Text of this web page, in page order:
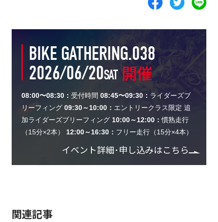
BIKE GATHERING.038
2026/06/20SAT 開催
08:00〜08:30： 受付時間 08:45〜09:30： ライダーズブ
リーフィング 09:30～10:00： エントリークラス限定 追
加ライダーズブリーフィング 10:00～12:00：慣熟走行
（15分×2本） 12:00～16:30： フリー走行（15分×4本）
イベント詳細･申し込みはこちら
関連記事